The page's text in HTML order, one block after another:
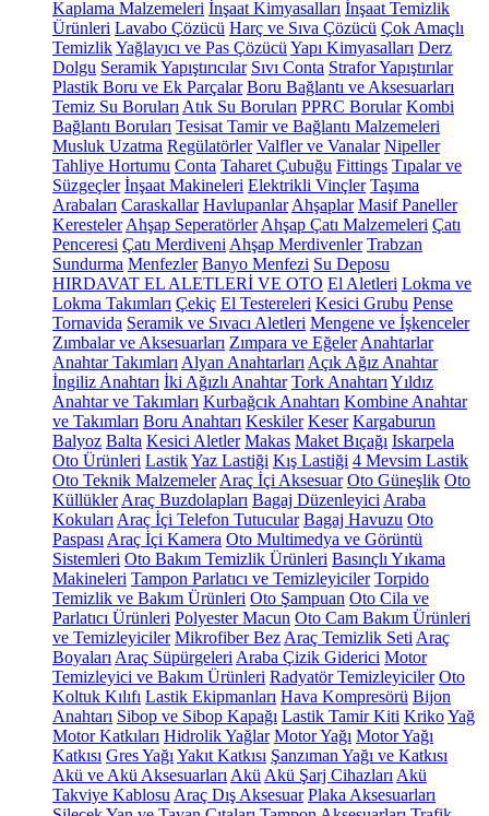
Kaplama Malzemeleri İnşaat Kimyasalları İnşaat Temizlik
Ürünleri Lavabo Çözücü Harç ve Sıva Çözücü Çok Amaçlı
TemizlikYağlayıcı ve Pas Çözücü Yapı Kimyasalları Derz
Dolgu Seramik Yapıştırıcılar Sıvı Conta Strafor Yapıştırılar
Plastik Boru ve Ek Parçalar Boru Bağlantı ve Aksesuarları
Temiz Su Boruları Atık Su Boruları PPRC Borular Kombi
Bağlantı Boruları Tesisat Tamir ve Bağlantı Malzemeleri
Musluk Uzatma Regülatörler Valfler ve Vanalar Nipeller
Tahliye Hortumu Conta Taharet Çubuğu Fittings Tıpalar ve
Süzgeçler İnşaat Makineleri Elektrikli Vinçler Taşıma
Arabaları Caraskallar Havlupanlar Ahşaplar Masif Paneller
Keresteler Ahşap Seperatörler Ahşap Çatı Malzemeleri Çatı
Penceresi Çatı Merdiveni Ahşap Merdivenler Trabzan
Sundurma Menfezler Banyo Menfezi Su Deposu
HIRDAVAT EL ALETLERİ VE OTO El Aletleri Lokma ve
Lokma Takımları Çekiç El Testereleri Kesici Grubu Pense
Tornavida Seramik ve Sıvacı Aletleri Mengene ve İşkenceler
Zımbalar ve Aksesuarları Zımpara ve Eğeler Anahtarlar
Anahtar Takımları Alyan Anahtarları Açık Ağız Anahtar
İngiliz Anahtarı İki Ağızlı Anahtar Tork Anahtarı Yıldız
Anahtar ve Takımları Kurbağcık Anahtarı Kombine Anahtar
ve Takımları Boru Anahtarı Keskiler Keser Kargaburun
Balyoz Balta Kesici Aletler Makas Maket Bıçağı Iskarpela
Oto Ürünleri LastikYaz Lastiği Kış Lastiği 4 Mevsim Lastik
Oto Teknik Malzemeler Araç İçi Aksesuar Oto Güneşlik Oto
Küllükler Araç Buzdolapları Bagaj Düzenleyici Araba
Kokuları Araç İçi Telefon Tutucular Bagaj Havuzu Oto
Paspası Araç İçi Kamera Oto Multimedya ve Görüntü
Sistemleri Oto Bakım Temizlik Ürünleri Basınçlı Yıkama
Makineleri Tampon Parlatıcı ve Temizleyiciler Torpido
Temizlik ve Bakım Ürünleri Oto Şampuan Oto Cila ve
Parlatıcı Ürünleri Polyester Macun Oto Cam Bakım Ürünleri
ve Temizleyiciler Mikrofiber Bez Araç Temizlik Seti Araç
Boyaları Araç Süpürgeleri Araba Çizik Giderici Motor
Temizleyici ve Bakım Ürünleri Radyatör Temizleyiciler Oto
Koltuk Kılıfı Lastik Ekipmanları Hava Kompresörü Bijon
Anahtarı Sibop ve Sibop Kapağı Lastik Tamir Kiti KrikoYağ
Motor Katkıları Hidrolik Yağlar Motor Yağı Motor Yağı
Katkısı Gres Yağı Yakıt Katkısı Şanzıman Yağı ve Katkısı
Akü ve Akü Aksesuarları Akü Akü Şarj Cihazları Akü
Takviye Kablosu Araç Dış Aksesuar Plaka Aksesuarları